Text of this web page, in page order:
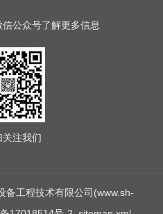
公众号了解更多信息
关注我们
备工程技术有限公司(www.sh-